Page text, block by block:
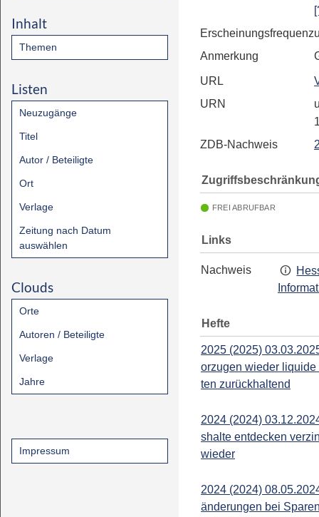
Inhalt
Themen
Listen
Neuzugänge
Titel
Autor / Beteiligte
Ort
Verlage
Zeitung nach Datum
auswählen
Clouds
Orte
Autoren / Beteiligte
Verlage
Jahre
Impressum
Erscheinungsfrequenz
Anmerkung
URL
URN
ZDB-Nachweis
FREI ABRUFBAR
Links
Nachweis
Hefte
2025 (2025)
orzugen wieder
ten zurückhaltend
2024 (2024)
shalte entdecken
wieder
2024 (2024)
änderungen bei